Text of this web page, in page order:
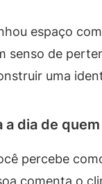
espaço
senso de
uma
a dia de
percebe
comenta o